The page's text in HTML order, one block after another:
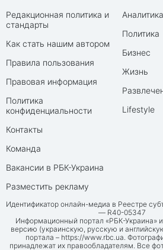
Редакционная политика и
стандарты
Как стать нашим автором
Правила пользования
Правовая информация
Политика
конфиденциальности
Контакты
Команда
Вакансии в РБК-Украина
Разместить рекламу
Аналитика
Политика
Бизнес
Жизнь
Lifestyle
Идентификатор онлайн-медиа в Реестре
— R40-05347
Информационный портал «РБК-Украина»
версию (украинскую, русскую и
портала – https://www.rbc.ua.
принадлежат их правообладателям. Все